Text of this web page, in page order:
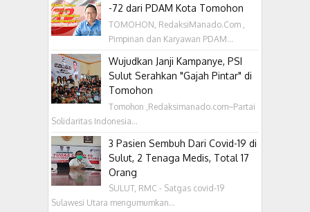
-72 dari PDAM Kota Tomohon
TOMOHON, RedaksiManado.Com ,
Pimpinan dan Karyawan PDAM...
Wujudkan Janji Kampanye, PSI
Sulut Serahkan "Gajah Pintar" di
Tomohon
Tomohon ,Redaksimanado.com~Partai
Solidaritas Indonesia...
3 Pasien Sembuh Dari Covid-19 di
Sulut, 2 Tenaga Medis, Total 17
Orang
SULUT, RMC - Satgas covid-19
Sulawesi Utara mengumumkan...